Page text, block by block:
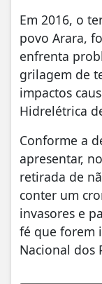
Em 2016, o
povo Arara,
enfrenta
grilagem de
impactos
Hidrelétrica
Conforme a
apresentar,
retirada de
conter um
invasores e
fé que forem
Nacional dos